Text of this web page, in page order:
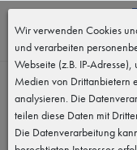
MENÜ
Wir verwenden Cookies
und verarbeiten
Webseite (z.B. IP-
Medien von Drittanbietern
analysieren. Die
teilen diese Daten mit
Die Datenverarbeitung